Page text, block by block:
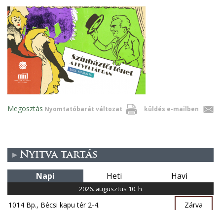
Nyomtatóbarát változat küldés e-mailben
Megosztás
Nyitva tartás
Napi Heti Havi
2026. augusztus 10. h
1014 Bp., Bécsi kapu tér 2-4. Zárva